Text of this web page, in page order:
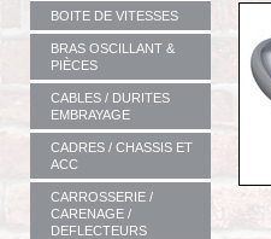
BOITE DE VITESSES
BRAS OSCILLANT &
PIÈCES
CABLES / DURITES
EMBRAYAGE
CADRES / CHASSIS ET
ACC
CARROSSERIE /
CARENAGE /
DEFLECTEURS